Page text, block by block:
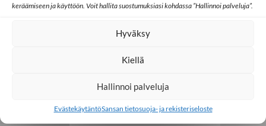
keräämiseen ja käyttöön. Voit hallita suostumuksiasi kohdassa ”Hallinnoi palveluja”.
Hyväksy
Kiellä
Hallinnoi palveluja
EvästekäytäntöSansan tietosuoja- ja rekisteriseloste